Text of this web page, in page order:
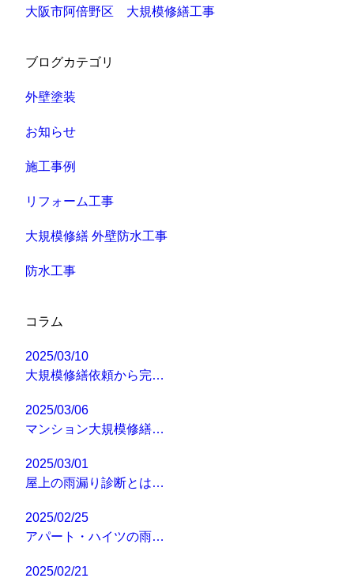
大阪市阿倍野区 大規模修繕工事
ブログカテゴリ
外壁塗装
お知らせ
施工事例
リフォーム工事
大規模修繕 外壁防水工事
防水工事
コラム
2025/03/10
大規模修繕依頼から完…
2025/03/06
マンション大規模修繕…
2025/03/01
屋上の雨漏り診断とは…
2025/02/25
アパート・ハイツの雨…
2025/02/21